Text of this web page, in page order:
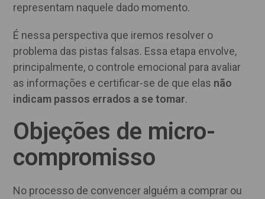
representam naquele dado momento.
É nessa perspectiva que iremos resolver o
problema das pistas falsas. Essa etapa envolve,
principalmente, o controle emocional para avaliar
as informações e certificar-se de que elas não
indicam passos errados a se tomar.
Objeções de micro-
compromisso
No processo de convencer alguém a comprar ou